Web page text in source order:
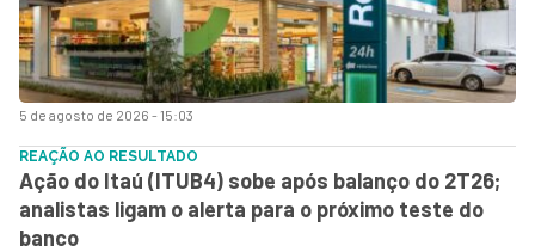
5 de agosto de 2026 - 15:03
REAÇÃO AO RESULTADO
Ação do Itaú (ITUB4) sobe após balanço do 2T26;
analistas ligam o alerta para o próximo teste do
banco